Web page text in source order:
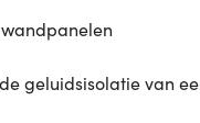
geluidsisolatie van